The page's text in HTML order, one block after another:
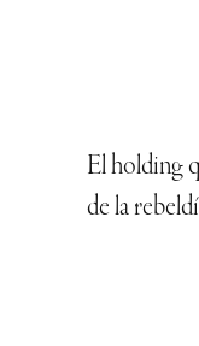
El holding
de la